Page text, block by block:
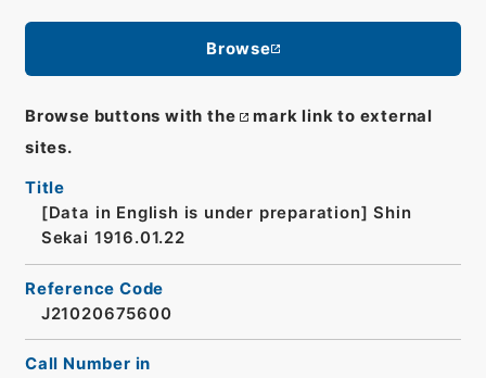
Browse
Browse buttons with the
mark link to external
sites.
Title
[Data in English is under preparation] Shin
Sekai 1916.01.22
Reference Code
J21020675600
Call Number in